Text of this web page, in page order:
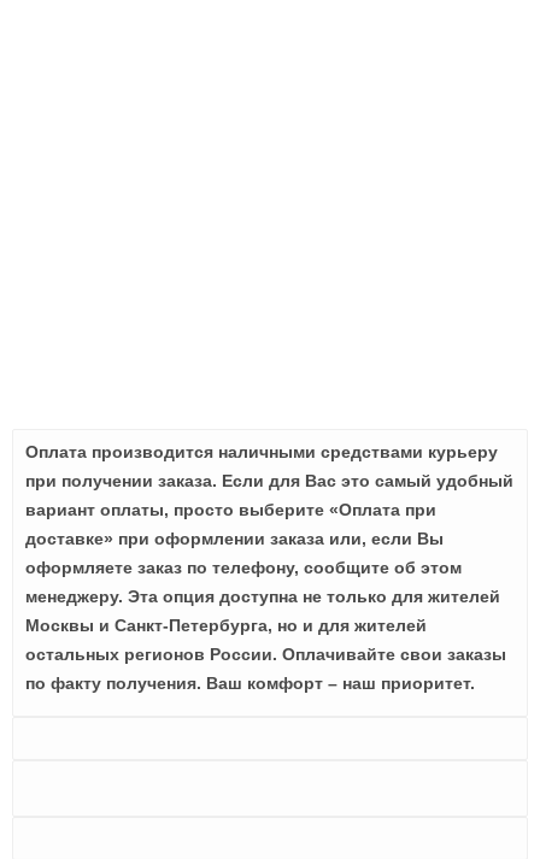
Оплата производится наличными средствами курьеру
при получении заказа. Если для Вас это самый удобный
вариант оплаты, просто выберите «Оплата при
доставке» при оформлении заказа или, если Вы
оформляете заказ по телефону, сообщите об этом
менеджеру. Эта опция доступна не только для жителей
Москвы и Санкт-Петербурга, но и для жителей
остальных регионов России. Оплачивайте свои заказы
по факту получения. Ваш комфорт – наш приоритет.